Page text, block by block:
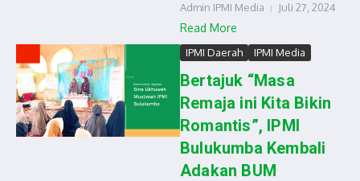
Admin IPMI Media Juli 27, 2024
Read More
IPMI Daerah IPMI Media
Bertajuk “Masa
Remaja ini Kita Bikin
Romantis”, IPMI
Bulukumba Kembali
Adakan BUM